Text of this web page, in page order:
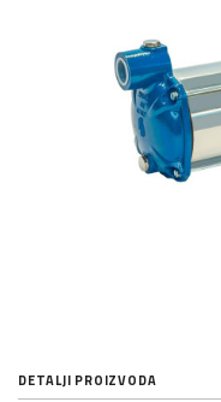
DETALJI PROIZVODA